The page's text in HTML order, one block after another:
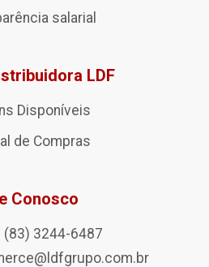
salarial
LDF
Disponíveis
de Compras
Conosco
(83) 3244-6487